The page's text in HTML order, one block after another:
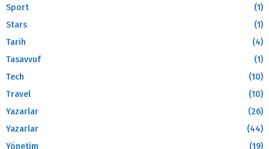
Sport
(1)
Stars
(1)
Tarih
(4)
Tasavvuf
(1)
Tech
(10)
Travel
(10)
Yazarlar
(26)
Yazarlar
(44)
Yönetim
(19)